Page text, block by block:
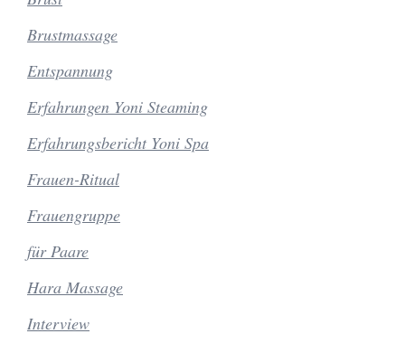
Brustmassage
Entspannung
Erfahrungen Yoni Steaming
Erfahrungsbericht Yoni Spa
Frauen-Ritual
Frauengruppe
für Paare
Hara Massage
Interview